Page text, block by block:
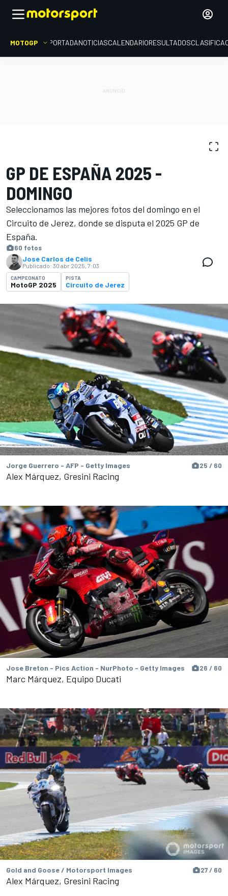
MOTOGP PORTADANOTICIASCALENDARIORESULTADOS
GP DE ESPAÑA 2025 -
DOMINGO
Seleccionamos las mejores fotos del domingo en el
Circuito de Jerez, donde se disputa el 2025 GP de
España.
60 fotos
Jose Carlos de Celis
Publicado: 30 abr 2025, 7:03
CAMPEONATO
MotoGP 2025
PISTA
Circuito de Jerez
Jorge Guerrero - AFP - Getty Images 25 / 60
Alex Márquez, Gresini Racing
Jose Breton - Pics Action - NurPhoto - Getty Images 26 / 60
Marc Márquez, Equipo Ducati
Gold and Goose / Motorsport Images 27 / 60
Alex Márquez, Gresini Racing